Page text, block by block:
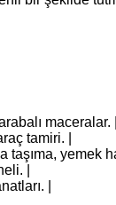
maceralar. |
tamiri. |
yemek
|
|